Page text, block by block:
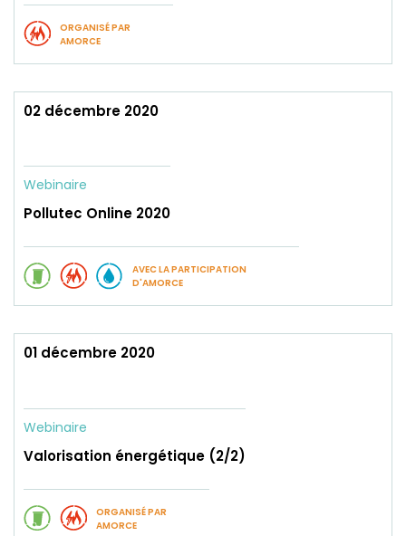
ORGANISÉ PAR
AMORCE
02 décembre 2020
Webinaire
Pollutec Online 2020
AVEC LA PARTICIPATION
D'AMORCE
01 décembre 2020
Webinaire
Valorisation énergétique (2/2)
ORGANISÉ PAR
AMORCE